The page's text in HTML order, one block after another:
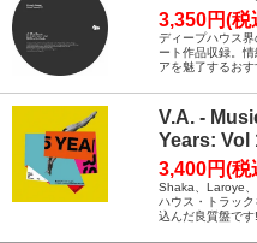
3,350円(税
ディープハウス
ート作品収録。
アを魅了するお
V.A. -
Years: Vol
3,400円(税
Shaka、Laroye
ハウス・トラッ
込んだ良質盤です